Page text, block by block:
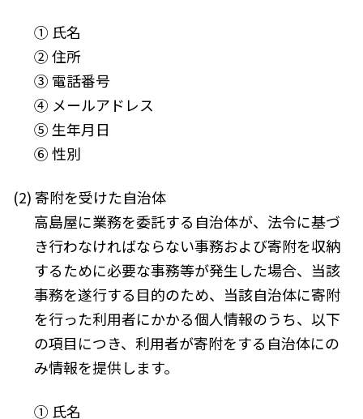
① 氏名
② 住所
③ 電話番号
④ メールアドレス
⑤ 生年月日
⑥ 性別
(2) 寄附を受けた自治体
高島屋に業務を委託する自治体が、法令に基づ
き行わなければならない事務および寄附を収納
するために必要な事務等が発生した場合、当該
事務を遂行する目的のため、当該自治体に寄附
を行った利用者にかかる個人情報のうち、以下
の項目につき、利用者が寄附をする自治体にの
み情報を提供します。
① 氏名